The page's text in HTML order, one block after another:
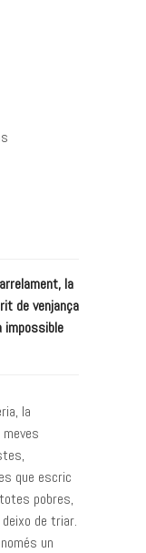
la
de venjança
impossible
la
que escric
pobres,
de triar.
un